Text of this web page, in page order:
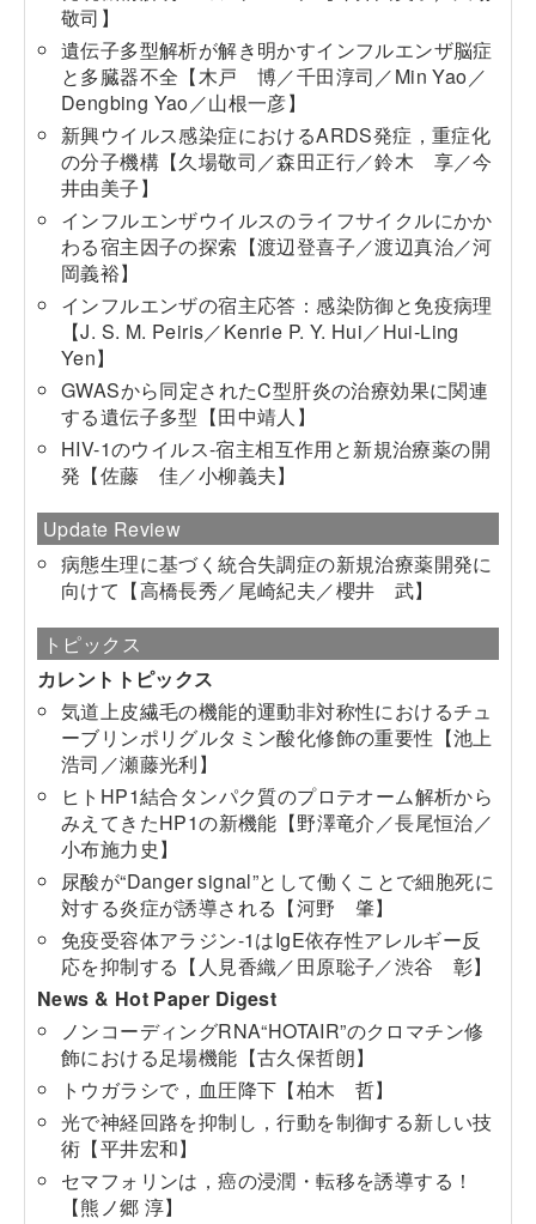
敬司】
遺伝子多型解析が解き明かすインフルエンザ脳症
と多臓器不全【木戸 博／千田淳司／Min Yao／
Dengbing Yao／山根一彦】
新興ウイルス感染症におけるARDS発症，重症化
の分子機構【久場敬司／森田正行／鈴木 享／今
井由美子】
インフルエンザウイルスのライフサイクルにかか
わる宿主因子の探索【渡辺登喜子／渡辺真治／河
岡義裕】
インフルエンザの宿主応答：感染防御と免疫病理
【J. S. M. Peiris／Kenrie P. Y. Hui／Hui-Ling
Yen】
GWASから同定されたC型肝炎の治療効果に関連
する遺伝子多型【田中靖人】
HIV-1のウイルス-宿主相互作用と新規治療薬の開
発【佐藤 佳／小柳義夫】
Update Review
病態生理に基づく統合失調症の新規治療薬開発に
向けて【高橋長秀／尾崎紀夫／櫻井 武】
トピックス
カレントトピックス
気道上皮繊毛の機能的運動非対称性におけるチュ
ーブリンポリグルタミン酸化修飾の重要性【池上
浩司／瀬藤光利】
ヒトHP1結合タンパク質のプロテオーム解析から
みえてきたHP1の新機能【野澤竜介／長尾恒治／
小布施力史】
尿酸が“Danger signal”として働くことで細胞死に
対する炎症が誘導される【河野 肇】
免疫受容体アラジン-1はIgE依存性アレルギー反
応を抑制する【人見香織／田原聡子／渋谷 彰】
News & Hot Paper Digest
ノンコーディングRNA“HOTAIR”のクロマチン修
飾における足場機能【古久保哲朗】
トウガラシで，血圧降下【柏木 哲】
光で神経回路を抑制し，行動を制御する新しい技
術【平井宏和】
セマフォリンは，癌の浸潤・転移を誘導する！
【熊ノ郷 淳】